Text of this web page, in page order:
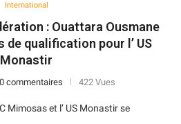
International
: Ouattara Ousmane
de qualification pour l’ US
Monastir
0 commentaires 422 Vues
Mimosas et l’ US Monastir se